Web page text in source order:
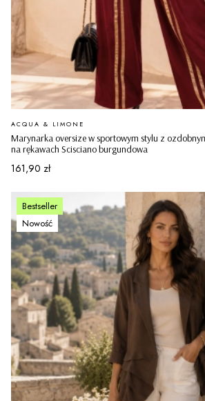
Marynarka oversize w sportowym stylu z
na rękawach Scisciano burgundowa
PRODUCENT
ACQUA & LIMONE
Cena
161,90 zł
Bestseller
Nowość